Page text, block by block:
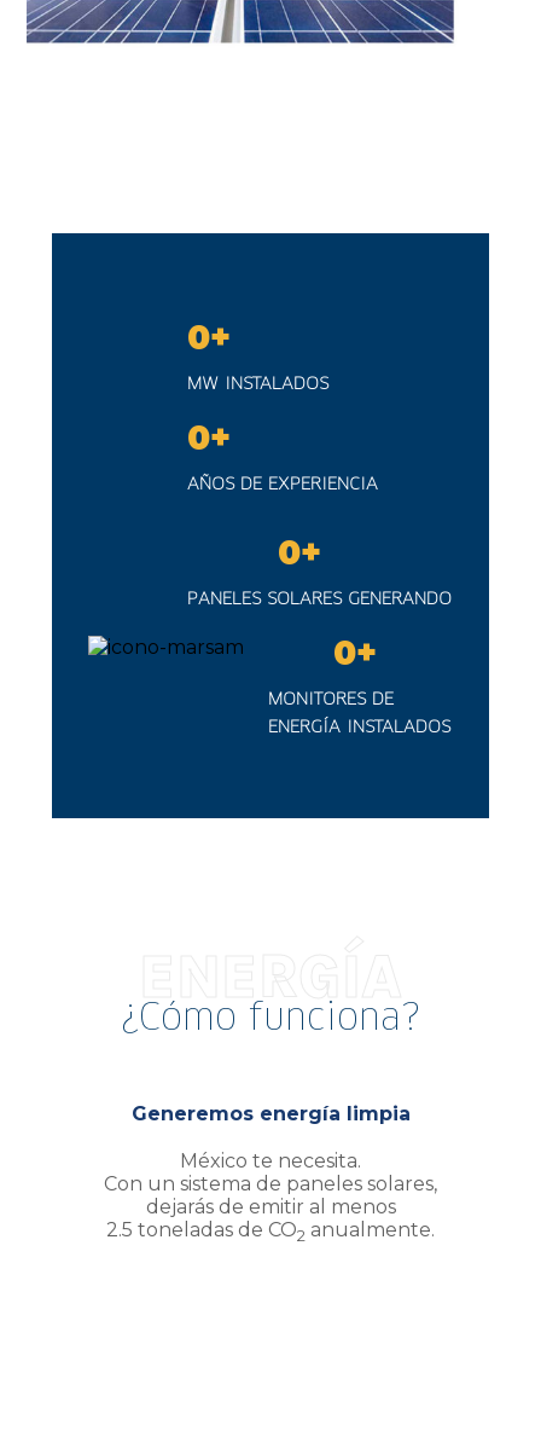
0+
MW INSTALADOS
0+
AÑOS DE EXPERIENCIA
0+
PANELES SOLARES GENERANDO
0+
MONITORES DE
ENERGÍA INSTALADOS
¿Cómo funciona?
Generemos energía limpia
México te necesita.
Con un sistema de paneles solares,
dejarás de emitir al menos
2.5 toneladas de CO2 anualmente.